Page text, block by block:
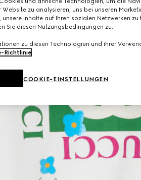
Website zu analysieren, uns bei unseren
Inhalte auf Ihren sozialen Netzwerken
Sie diesen Nutzungsbedingungen zu.
zu diesen Technologien und ihrer
Richtlinie
COOKIE-EINSTELLUNGEN